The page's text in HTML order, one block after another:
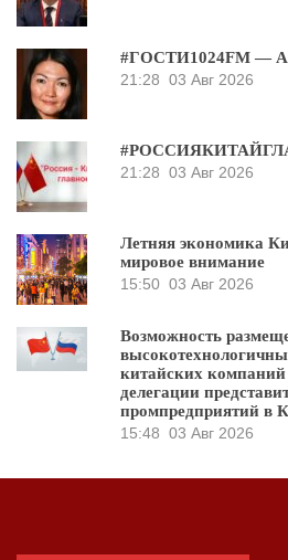
#ГОСТИ1024FM —
21:28 03 Авг 2026
21:28 03 Авг 2026
Летняя экономика
мировое внимание
15:50 03 Авг 2026
Возможность
китайских компаний
делегации
промпредприятий в
15:48 03 Авг 2026